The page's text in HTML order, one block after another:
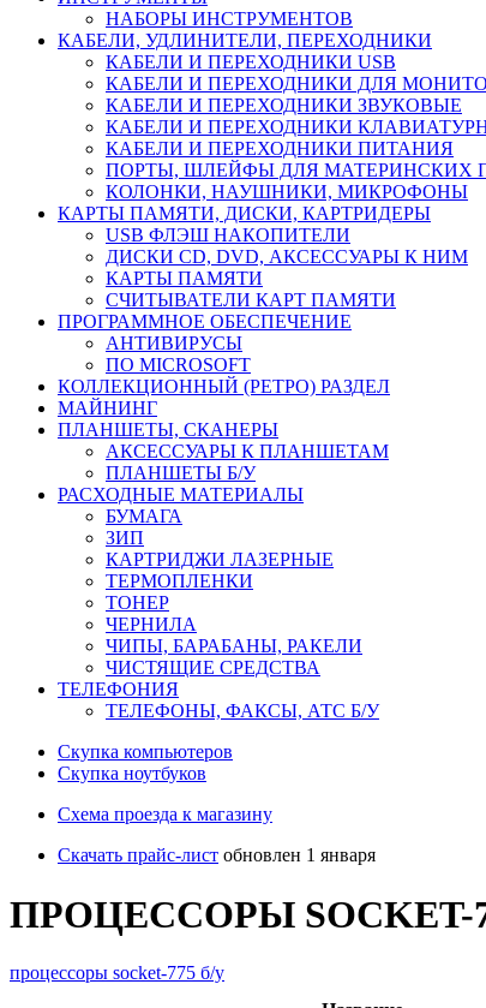
НАБОРЫ ИНСТРУМЕНТОВ
КАБЕЛИ, УДЛИНИТЕЛИ, ПЕРЕХОДНИКИ
КАБЕЛИ И ПЕРЕХОДНИКИ USB
КАБЕЛИ И ПЕРЕХОДНИКИ ДЛЯ
КАБЕЛИ И ПЕРЕХОДНИКИ ЗВУКОВЫЕ
КАБЕЛИ И ПЕРЕХОДНИКИ
КАБЕЛИ И ПЕРЕХОДНИКИ ПИТАНИЯ
ПОРТЫ, ШЛЕЙФЫ ДЛЯ МАТЕРИНСКИХ
КОЛОНКИ, НАУШНИКИ, МИКРОФОНЫ
КАРТЫ ПАМЯТИ, ДИСКИ, КАРТРИДЕРЫ
USB ФЛЭШ НАКОПИТЕЛИ
ДИСКИ CD, DVD, АКСЕССУАРЫ К НИМ
КАРТЫ ПАМЯТИ
СЧИТЫВАТЕЛИ КАРТ ПАМЯТИ
ПРОГРАММНОЕ ОБЕСПЕЧЕНИЕ
АНТИВИРУСЫ
ПО MICROSOFT
КОЛЛЕКЦИОННЫЙ (РЕТРО) РАЗДЕЛ
МАЙНИНГ
ПЛАНШЕТЫ, СКАНЕРЫ
АКСЕССУАРЫ К ПЛАНШЕТАМ
ПЛАНШЕТЫ Б/У
РАСХОДНЫЕ МАТЕРИАЛЫ
БУМАГА
ЗИП
КАРТРИДЖИ ЛАЗЕРНЫЕ
ТЕРМОПЛЕНКИ
ТОНЕР
ЧЕРНИЛА
ЧИПЫ, БАРАБАНЫ, РАКЕЛИ
ЧИСТЯЩИЕ СРЕДСТВА
ТЕЛЕФОНИЯ
ТЕЛЕФОНЫ, ФАКСЫ, АТС Б/У
Скупка компьютеров
Cкупка ноутбуков
Схема проезда к магазину
Скачать прайс-лист обновлен 1 января
ПРОЦЕССОРЫ SOCKET-
процессоры socket-775 б/у